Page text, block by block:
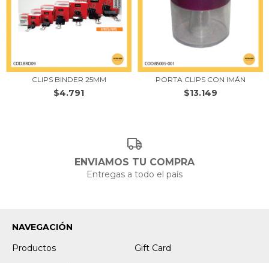
CLIPS BINDER 25MM
$4.791
PORTA CLIPS CON IMÁN
$13.149
ENVIAMOS TU COMPRA
Entregas a todo el país
NAVEGACIÓN
Productos
Gift Card